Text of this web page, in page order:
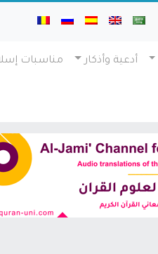
أدعية وأذكار مناسبات